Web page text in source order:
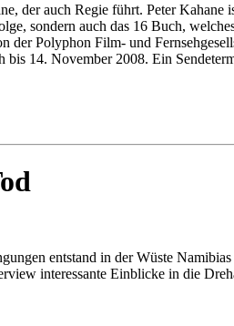
der auch Regie führt. Peter
sondern auch das 16 Buch,
der Polyphon Film- und
14. November 2008. Ein
entstand in der Wüste
interessante Einblicke in die